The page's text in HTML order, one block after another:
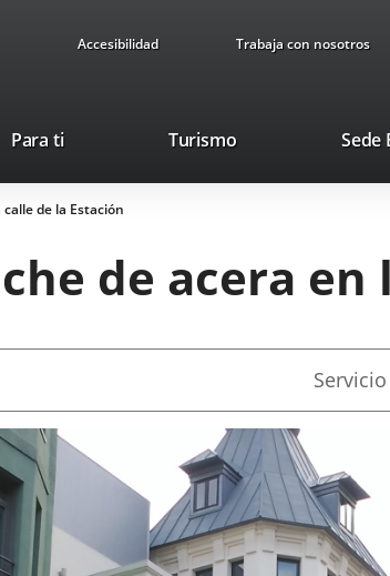
Accesibilidad Trabaja con nosotros
Para ti TurismoThis
will
pop-
Sede
de la Estación
de acera
Fuente
la